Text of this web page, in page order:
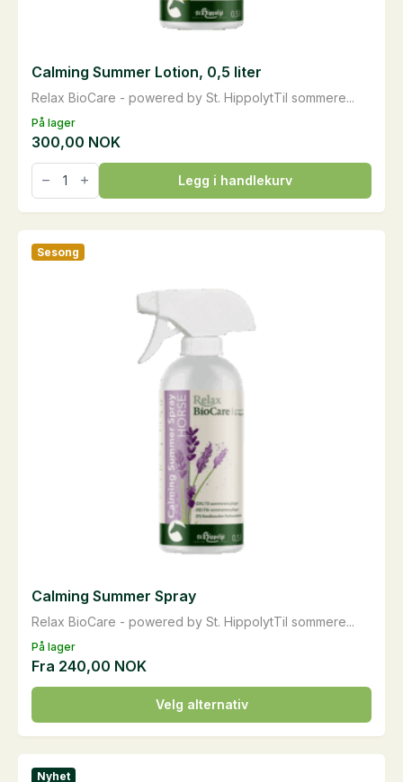
På lager
Relax BioCare - powered by St. HippolytTil sommere...
Calming Summer Lotion, 0,5 liter
300,00 NOK
Calming
Summer
Lotion,
0,5
antall
Legg i handlekurv
På lager
Sesong
Relax BioCare - powered by St. HippolytTil sommere...
Calming Summer Spray
Fra 240,00 NOK
Velg alternativ
Dette
produktet
har
flere
Nyhet